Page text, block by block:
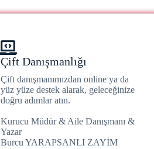
Çift Danışmanlığı
Çift danışmanımızdan online ya da
yüz yüze destek alarak, geleceğinize
doğru adımlar atın.
Kurucu Müdür & Aile Danışmanı &
Yazar
Burcu YARAPSANLI ZAYİM